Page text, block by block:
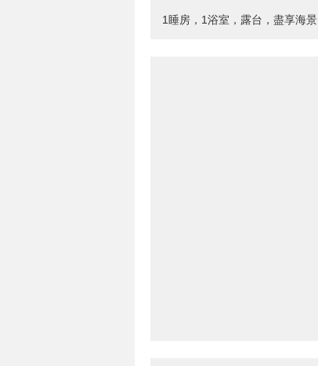
1睡房，1浴室，露台，盡享海景